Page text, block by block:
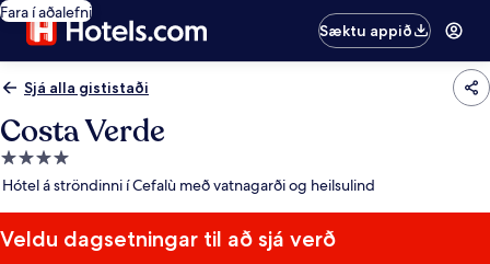
Fara í aðalefni
Sæktu appið
Sjá alla gististaði
Costa Verde
4.0
stjörnu
Hótel á ströndinni í Cefalù með vatnagarði og heilsulind
Veldu dagsetningar til að sjá verð